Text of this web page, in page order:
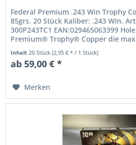
Federal Premium .243 Win Trophy
85grs. 20 Stück Kaliber: .243 Win.
300P243TC1 EAN:029465063399
Premium® Trophy® Copper die
Inhalt 20 Stück(2,95 € * / 1 Stück)
ab 59,00 € *
Merken